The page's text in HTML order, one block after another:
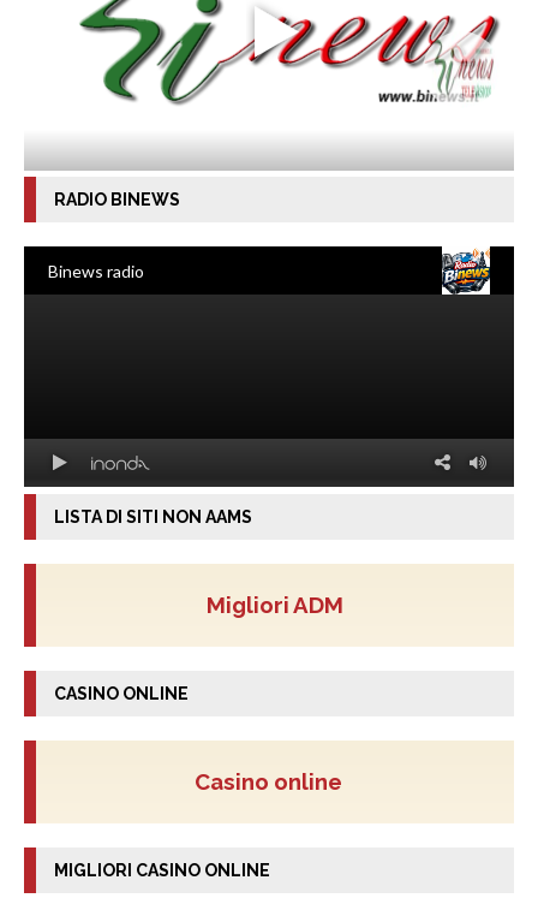
RADIO BINEWS
LISTA DI SITI NON AAMS
Migliori ADM
CASINO ONLINE
Casino online
MIGLIORI CASINO ONLINE